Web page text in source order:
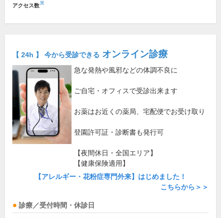
アクセス数※
【 24h 】 今から受診できる オンライン診療
急な発熱や風邪などの体調不良に
ご自宅・オフィスで受診出来ます
お薬はお近くの薬局、宅配便でお受け取り
登園許可証・診断書も発行可
【夜間休日・全国エリア】
【健康保険適用】
【アレルギー・花粉症専門外来】はじめました！
こちらから＞＞
診療／受付時間・休診日